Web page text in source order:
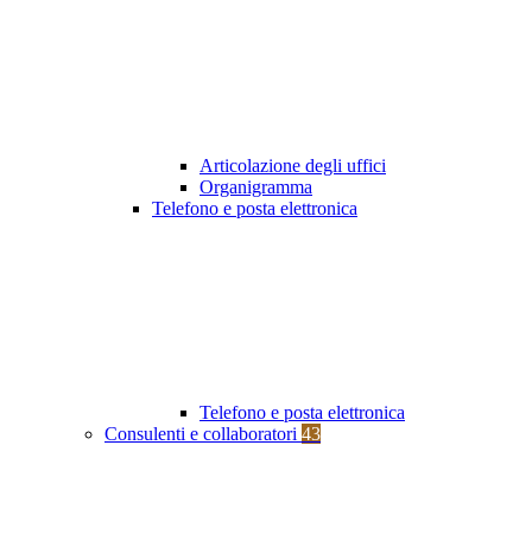
Articolazione degli uffici
Organigramma
Telefono e posta elettronica
Telefono e posta elettronica
Consulenti e collaboratori 43